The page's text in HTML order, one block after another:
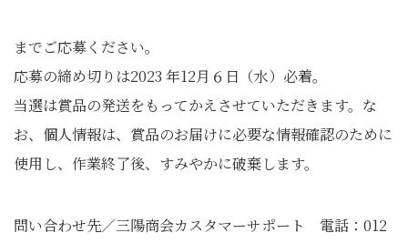
までご応募ください。
応募の締め切りは2023 年12月６日（水）必着。
当選は賞品の発送をもってかえさせていただきます。な
お、個人情報は、賞品のお届けに必要な情報確認のために
使用し、作業終了後、すみやかに破棄します。
問い合わせ先／三陽商会カスタマーサポート 電話：012